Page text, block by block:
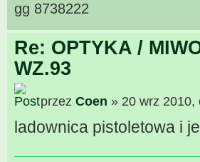
gg 8738222
Re: OPTYKA /
WZ.93
przez Coen » 20 wrz 2010,
ladownica pistoletowa i